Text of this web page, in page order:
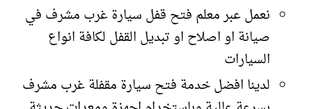
نعمل عبر معلم فتح قفل سيارة غرب مشرف في
صيانة او اصلاح او تبديل القفل لكافة انواع
السيارات
لدينا افضل خدمة فتح سيارة مقفلة غرب مشرف